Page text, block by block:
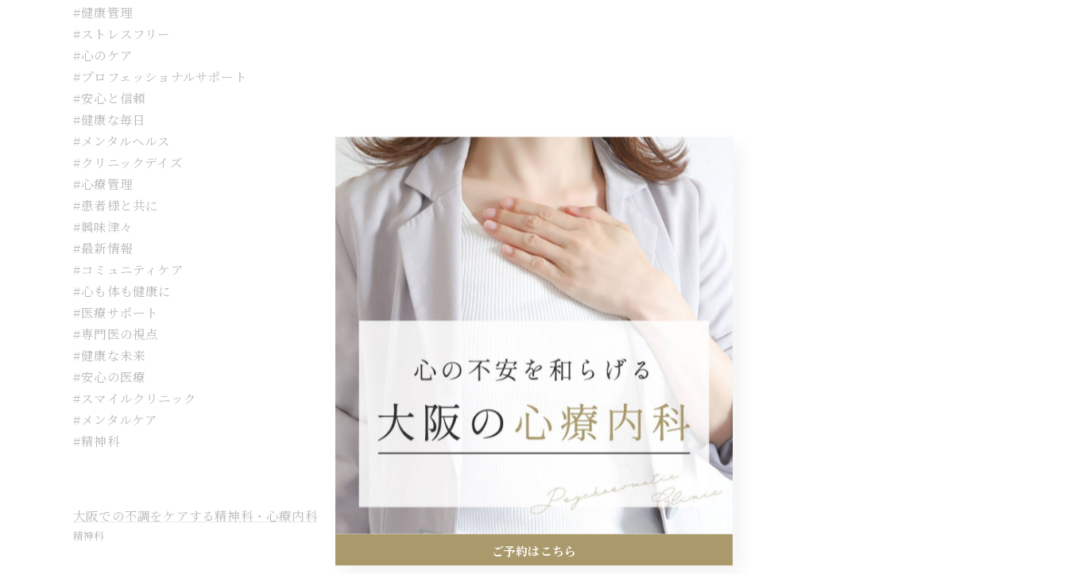
#健康管理
#ストレスフリー
#心のケア
#プロフェッショナルサポート
#安心と信頼
#健康な毎日
#メンタルヘルス
#クリニックデイズ
#心療管理
#患者様と共に
#興味津々
#最新情報
#コミュニティケア
#心も体も健康に
#医療サポート
#専門医の視点
#健康な未来
#安心の医療
#スマイルクリニック
#メンタルケア
#精神科
大阪での不調をケアする精神科・心療内科
精神科
ご予約はこちら